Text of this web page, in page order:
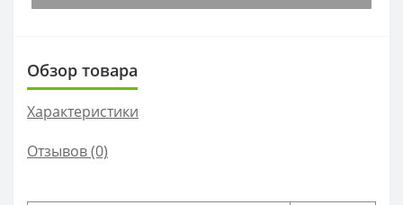
Обзор товара
Характеристики
Отзывов (0)